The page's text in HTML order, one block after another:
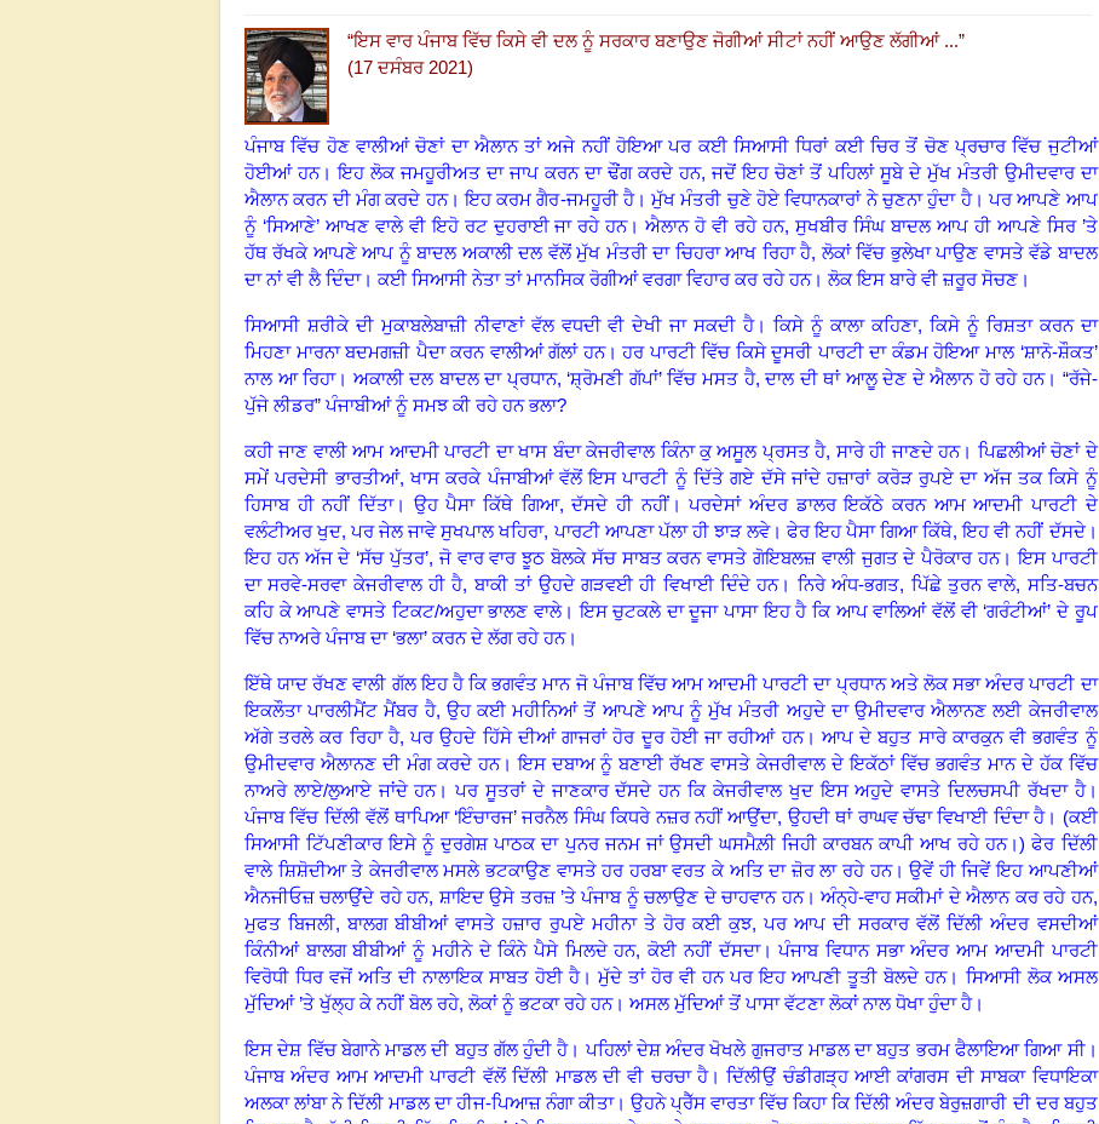
“ਇਸ ਵਾਰ ਪੰਜਾਬ ਵਿੱਚ ਕਿਸੇ ਵੀ ਦਲ ਨੂੰ ਸਰਕਾਰ ਬਣਾਉਣ ਜੋਗੀਆਂ ਸੀਟਾਂ ਨਹੀਂ ਆਉਣ ਲੱਗੀਆਂ ...”
(17 ਦਸੰਬਰ 2021)
ਪੰਜਾਬ ਵਿੱਚ ਹੋਣ ਵਾਲੀਆਂ ਚੋਣਾਂ ਦਾ ਐਲਾਨ ਤਾਂ ਅਜੇ ਨਹੀਂ ਹੋਇਆ ਪਰ ਕਈ ਸਿਆਸੀ ਧਿਰਾਂ ਕਈ ਚਿਰ ਤੋਂ ਚੋਣ ਪ੍ਰਚਾਰ ਵਿੱਚ ਜੁਟੀਆਂ
ਹੋਈਆਂ ਹਨ।ਇਹ ਲੋਕ ਜਮਹੂਰੀਅਤ ਦਾ ਜਾਪ ਕਰਨ ਦਾ ਢੌਂਗ ਕਰਦੇ ਹਨ,ਜਦੋਂ ਇਹ ਚੋਣਾਂ ਤੋਂ ਪਹਿਲਾਂ ਸੂਬੇ ਦੇ ਮੁੱਖ ਮੰਤਰੀ ਉਮੀਦਵਾਰ ਦਾ
ਐਲਾਨ ਕਰਨ ਦੀ ਮੰਗ ਕਰਦੇ ਹਨ। ਇਹ ਕਰਮ ਗੈਰ-ਜਮਹੂਰੀ ਹੈ।ਮੁੱਖ ਮੰਤਰੀ ਚੁਣੇ ਹੋਏ ਵਿਧਾਨਕਾਰਾਂ ਨੇ ਚੁਣਨਾ ਹੁੰਦਾ ਹੈ। ਪਰ ਆਪਣੇ ਆਪ
ਨੂੰ ‘ਸਿਆਣੇ’ ਆਖਣ ਵਾਲੇ ਵੀ ਇਹੋ ਰਟ ਦੁਹਰਾਈ ਜਾ ਰਹੇ ਹਨ।ਐਲਾਨ ਹੋ ਵੀ ਰਹੇ ਹਨ, ਸੁਖਬੀਰ ਸਿੰਘ ਬਾਦਲ ਆਪ ਹੀ ਆਪਣੇ ਸਿਰ ’ਤੇ
ਹੱਥ ਰੱਖਕੇ ਆਪਣੇ ਆਪ ਨੂੰ ਬਾਦਲ ਅਕਾਲੀ ਦਲ ਵੱਲੋਂ ਮੁੱਖ ਮੰਤਰੀ ਦਾ ਚਿਹਰਾ ਆਖ ਰਿਹਾ ਹੈ, ਲੋਕਾਂ ਵਿੱਚ ਭੁਲੇਖਾ ਪਾਉਣ ਵਾਸਤੇ ਵੱਡੇ ਬਾਦਲ
ਦਾ ਨਾਂ ਵੀ ਲੈ ਦਿੰਦਾ। ਕਈ ਸਿਆਸੀ ਨੇਤਾ ਤਾਂ ਮਾਨਸਿਕ ਰੋਗੀਆਂ ਵਰਗਾ ਵਿਹਾਰ ਕਰ ਰਹੇ ਹਨ। ਲੋਕ ਇਸ ਬਾਰੇ ਵੀ ਜ਼ਰੂਰ ਸੋਚਣ ।
ਸਿਆਸੀ ਸ਼ਰੀਕੇ ਦੀ ਮੁਕਾਬਲੇਬਾਜ਼ੀ ਨੀਵਾਣਾਂ ਵੱਲ ਵਧਦੀ ਵੀ ਦੇਖੀ ਜਾ ਸਕਦੀ ਹੈ।ਕਿਸੇ ਨੂੰ ਕਾਲਾ ਕਹਿਣਾ, ਕਿਸੇ ਨੂੰ ਰਿਸ਼ਤਾ ਕਰਨ ਦਾ
ਮਿਹਣਾ ਮਾਰਨਾ ਬਦਮਗਜ਼ੀ ਪੈਦਾ ਕਰਨ ਵਾਲੀਆਂ ਗੱਲਾਂ ਹਨ।ਹਰ ਪਾਰਟੀ ਵਿੱਚ ਕਿਸੇ ਦੂਸਰੀ ਪਾਰਟੀ ਦਾ ਕੰਡਮ ਹੋਇਆ ਮਾਲ ‘ਸ਼ਾਨੋ-ਸ਼ੌਕਤ’
ਨਾਲ ਆ ਰਿਹਾ। ਅਕਾਲੀ ਦਲ ਬਾਦਲ ਦਾ ਪ੍ਰਧਾਨ, ‘ਸ਼੍ਰੋਮਣੀ ਗੱਪਾਂ’ਵਿੱਚ ਮਸਤ ਹੈ,ਦਾਲ ਦੀ ਥਾਂ ਆਲੂ ਦੇਣ ਦੇ ਐਲਾਨ ਹੋ ਰਹੇ ਹਨ। “ਰੱਜੇ-
ਪੁੱਜੇ ਲੀਡਰ” ਪੰਜਾਬੀਆਂ ਨੂੰ ਸਮਝ ਕੀ ਰਹੇ ਹਨ ਭਲਾ?
ਕਹੀ ਜਾਣ ਵਾਲੀ ਆਮ ਆਦਮੀ ਪਾਰਟੀ ਦਾ ਖਾਸ ਬੰਦਾ ਕੇਜਰੀਵਾਲ ਕਿੰਨਾ ਕੁ ਅਸੂਲ ਪ੍ਰਸਤ ਹੈ, ਸਾਰੇ ਹੀ ਜਾਣਦੇ ਹਨ। ਪਿਛਲੀਆਂ ਚੋਣਾਂ ਦੇ
ਸਮੇਂ ਪਰਦੇਸੀ ਭਾਰਤੀਆਂ, ਖਾਸ ਕਰਕੇ ਪੰਜਾਬੀਆਂ ਵੱਲੋਂ ਇਸ ਪਾਰਟੀ ਨੂੰ ਦਿੱਤੇ ਗਏ ਦੱਸੇ ਜਾਂਦੇ ਹਜ਼ਾਰਾਂ ਕਰੋੜ ਰੁਪਏ ਦਾ ਅੱਜ ਤਕ ਕਿਸੇ ਨੂੰ
ਹਿਸਾਬ ਹੀ ਨਹੀਂ ਦਿੱਤਾ। ਉਹ ਪੈਸਾ ਕਿੱਥੇ ਗਿਆ, ਦੱਸਦੇ ਹੀ ਨਹੀਂ।ਪਰਦੇਸਾਂ ਅੰਦਰ ਡਾਲਰ ਇਕੱਠੇ ਕਰਨ ਆਮ ਆਦਮੀ ਪਾਰਟੀ ਦੇ
ਵਲੰਟੀਅਰ ਖੁਦ,ਪਰ ਜੇਲ ਜਾਵੇ ਸੁਖਪਾਲ ਖਹਿਰਾ, ਪਾਰਟੀ ਆਪਣਾ ਪੱਲਾ ਹੀ ਝਾੜ ਲਵੇ। ਫੇਰ ਇਹ ਪੈਸਾ ਗਿਆ ਕਿੱਥੇ,ਇਹ ਵੀ ਨਹੀਂ ਦੱਸਦੇ।
ਇਹ ਹਨ ਅੱਜ ਦੇ ‘ਸੱਚ ਪੁੱਤਰ’, ਜੋ ਵਾਰ ਵਾਰ ਝੂਠ ਬੋਲਕੇ ਸੱਚ ਸਾਬਤ ਕਰਨ ਵਾਸਤੇ ਗੋਇਬਲਜ਼ ਵਾਲੀ ਜੁਗਤ ਦੇ ਪੈਰੋਕਾਰ ਹਨ।ਇਸ ਪਾਰਟੀ
ਦਾ ਸਰਵੇ-ਸਰਵਾ ਕੇਜਰੀਵਾਲ ਹੀ ਹੈ, ਬਾਕੀ ਤਾਂ ਉਹਦੇ ਗੜਵਈ ਹੀ ਵਿਖਾਈ ਦਿੰਦੇ ਹਨ। ਨਿਰੇ ਅੰਧ-ਭਗਤ, ਪਿੱਛੇ ਤੁਰਨ ਵਾਲੇ, ਸਤਿ-ਬਚਨ
ਕਹਿ ਕੇ ਆਪਣੇ ਵਾਸਤੇ ਟਿਕਟ/ਅਹੁਦਾ ਭਾਲਣ ਵਾਲੇ।ਇਸ ਚੁਟਕਲੇ ਦਾ ਦੂਜਾ ਪਾਸਾ ਇਹ ਹੈ ਕਿ ਆਪ ਵਾਲਿਆਂ ਵੱਲੋਂ ਵੀ ‘ਗਰੰਟੀਆਂ’ ਦੇ ਰੂਪ
ਵਿੱਚ ਨਾਅਰੇ ਪੰਜਾਬ ਦਾ ‘ਭਲਾ’ ਕਰਨ ਦੇ ਲੱਗ ਰਹੇ ਹਨ।
ਇੱਥੇ ਯਾਦ ਰੱਖਣ ਵਾਲੀ ਗੱਲ ਇਹ ਹੈ ਕਿ ਭਗਵੰਤ ਮਾਨ ਜੋ ਪੰਜਾਬ ਵਿੱਚ ਆਮ ਆਦਮੀ ਪਾਰਟੀ ਦਾ ਪ੍ਰਧਾਨ ਅਤੇ ਲੋਕ ਸਭਾ ਅੰਦਰ ਪਾਰਟੀ ਦਾ
ਇਕਲੌਤਾ ਪਾਰਲੀਮੈਂਟ ਮੈਂਬਰ ਹੈ, ਉਹ ਕਈ ਮਹੀਨਿਆਂ ਤੋਂ ਆਪਣੇ ਆਪ ਨੂੰ ਮੁੱਖ ਮੰਤਰੀ ਅਹੁਦੇ ਦਾ ਉਮੀਦਵਾਰ ਐਲਾਨਣ ਲਈ ਕੇਜਰੀਵਾਲ
ਅੱਗੇ ਤਰਲੇ ਕਰ ਰਿਹਾ ਹੈ,ਪਰ ਉਹਦੇ ਹਿੱਸੇ ਦੀਆਂ ਗਾਜਰਾਂ ਹੋਰ ਦੂਰ ਹੋਈ ਜਾ ਰਹੀਆਂ ਹਨ। ਆਪ ਦੇ ਬਹੁਤ ਸਾਰੇ ਕਾਰਕੁਨ ਵੀ ਭਗਵੰਤ ਨੂੰ
ਉਮੀਦਵਾਰ ਐਲਾਨਣ ਦੀ ਮੰਗ ਕਰਦੇ ਹਨ।ਇਸ ਦਬਾਅ ਨੂੰ ਬਣਾਈ ਰੱਖਣ ਵਾਸਤੇ ਕੇਜਰੀਵਾਲ ਦੇ ਇਕੱਠਾਂ ਵਿੱਚ ਭਗਵੰਤ ਮਾਨ ਦੇ ਹੱਕ ਵਿੱਚ
ਨਾਅਰੇ ਲਾਏ/ਲੁਆਏ ਜਾਂਦੇ ਹਨ।ਪਰ ਸੂਤਰਾਂ ਦੇ ਜਾਣਕਾਰ ਦੱਸਦੇ ਹਨ ਕਿ ਕੇਜਰੀਵਾਲ ਖੁਦ ਇਸ ਅਹੁਦੇ ਵਾਸਤੇ ਦਿਲਚਸਪੀ ਰੱਖਦਾ ਹੈ।
ਪੰਜਾਬ ਵਿੱਚ ਦਿੱਲੀ ਵੱਲੋਂ ਥਾਪਿਆ ‘ਇੰਚਾਰਜ’ ਜਰਨੈਲ ਸਿੰਘ ਕਿਧਰੇ ਨਜ਼ਰ ਨਹੀਂ ਆਉਂਦਾ, ਉਹਦੀ ਥਾਂ ਰਾਘਵ ਚੱਢਾ ਵਿਖਾਈ ਦਿੰਦਾ ਹੈ। (ਕਈ
ਸਿਆਸੀ ਟਿੱਪਣੀਕਾਰ ਇਸੇ ਨੂੰ ਦੁਰਗੇਸ਼ ਪਾਠਕ ਦਾ ਪੁਨਰ ਜਨਮ ਜਾਂ ਉਸਦੀ ਘਸਮੈਲ਼ੀ ਜਿਹੀ ਕਾਰਬਨ ਕਾਪੀ ਆਖ ਰਹੇ ਹਨ।)ਫੇਰ ਦਿੱਲੀ
ਵਾਲੇ ਸ਼ਿਸ਼ੋਦੀਆ ਤੇ ਕੇਜਰੀਵਾਲ ਮਸਲੇ ਭਟਕਾਉਣ ਵਾਸਤੇ ਹਰ ਹਰਬਾ ਵਰਤ ਕੇ ਅਤਿ ਦਾ ਜ਼ੋਰ ਲਾ ਰਹੇ ਹਨ।ਉਵੇਂ ਹੀ ਜਿਵੇਂ ਇਹ ਆਪਣੀਆਂ
ਐਨਜੀਓਜ਼ ਚਲਾਉਂਦੇ ਰਹੇ ਹਨ, ਸ਼ਾਇਦ ਉਸੇ ਤਰਜ਼ ’ਤੇ ਪੰਜਾਬ ਨੂੰ ਚਲਾਉਣ ਦੇ ਚਾਹਵਾਨ ਹਨ। ਅੰਨ੍ਹੇ-ਵਾਹ ਸਕੀਮਾਂ ਦੇ ਐਲਾਨ ਕਰ ਰਹੇ ਹਨ,
ਮੁਫਤ ਬਿਜਲੀ,ਬਾਲਗ ਬੀਬੀਆਂ ਵਾਸਤੇ ਹਜ਼ਾਰ ਰੁਪਏ ਮਹੀਨਾ ਤੇ ਹੋਰ ਕਈ ਕੁਝ, ਪਰ ਆਪ ਦੀ ਸਰਕਾਰ ਵੱਲੋਂ ਦਿੱਲੀ ਅੰਦਰ ਵਸਦੀਆਂ
ਕਿੰਨੀਆਂ ਬਾਲਗ ਬੀਬੀਆਂ ਨੂੰ ਮਹੀਨੇ ਦੇ ਕਿੰਨੇ ਪੈਸੇ ਮਿਲਦੇ ਹਨ,ਕੋਈ ਨਹੀਂ ਦੱਸਦਾ।ਪੰਜਾਬ ਵਿਧਾਨ ਸਭਾ ਅੰਦਰ ਆਮ ਆਦਮੀ ਪਾਰਟੀ
ਵਿਰੋਧੀ ਧਿਰ ਵਜੋਂ ਅਤਿ ਦੀ ਨਾਲਾਇਕ ਸਾਬਤ ਹੋਈ ਹੈ।ਮੁੱਦੇ ਤਾਂ ਹੋਰ ਵੀ ਹਨ ਪਰ ਇਹ ਆਪਣੀ ਤੂਤੀ ਬੋਲਦੇ ਹਨ। ਸਿਆਸੀ ਲੋਕ ਅਸਲ
ਮੁੱਦਿਆਂ ’ਤੇ ਖੁੱਲ੍ਹ ਕੇ ਨਹੀਂ ਬੋਲ ਰਹੇ, ਲੋਕਾਂ ਨੂੰ ਭਟਕਾ ਰਹੇ ਹਨ। ਅਸਲ ਮੁੱਦਿਆਂ ਤੋਂ ਪਾਸਾ ਵੱਟਣਾ ਲੋਕਾਂ ਨਾਲ ਧੋਖਾ ਹੁੰਦਾ ਹੈ।
ਇਸ ਦੇਸ਼ ਵਿੱਚ ਬੇਗਾਨੇ ਮਾਡਲ ਦੀ ਬਹੁਤ ਗੱਲ ਹੁੰਦੀ ਹੈ। ਪਹਿਲਾਂ ਦੇਸ਼ ਅੰਦਰ ਖੋਖਲੇ ਗੁਜਰਾਤ ਮਾਡਲ ਦਾ ਬਹੁਤ ਭਰਮ ਫੈਲਾਇਆ ਗਿਆ ਸੀ।
ਪੰਜਾਬ ਅੰਦਰ ਆਮ ਆਦਮੀ ਪਾਰਟੀ ਵੱਲੋਂ ਦਿੱਲੀ ਮਾਡਲ ਦੀ ਵੀ ਚਰਚਾ ਹੈ।ਦਿੱਲੀਉਂ ਚੰਡੀਗੜ੍ਹ ਆਈ ਕਾਂਗਰਸ ਦੀ ਸਾਬਕਾ ਵਿਧਾਇਕਾ
ਅਲਕਾ ਲਾਂਬਾ ਨੇ ਦਿੱਲੀ ਮਾਡਲ ਦਾ ਹੀਜ-ਪਿਆਜ਼ ਨੰਗਾ ਕੀਤਾ।ਉਹਨੇ ਪ੍ਰੈੱਸ ਵਾਰਤਾ ਵਿੱਚ ਕਿਹਾ ਕਿ ਦਿੱਲੀ ਅੰਦਰ ਬੇਰੁਜ਼ਗਾਰੀ ਦੀ ਦਰ ਬਹੁਤ